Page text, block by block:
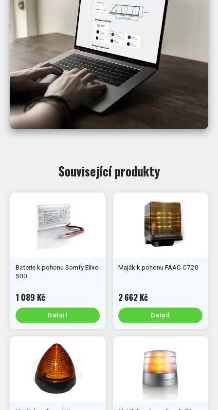
Související produkty
Baterie k pohonu Somfy Elixo
500
1 089 Kč
Detail
Maják k pohonu FAAC C720
2 662 Kč
Detail